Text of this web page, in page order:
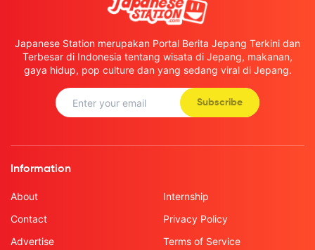
Japanese Station merupakan Portal Berita Jepang Terkini dan
Terbesar di Indonesia tentang wisata di Jepang, makanan,
gaya hidup, pop culture dan yang sedang viral di Jepang.
Subscribe
Information
About
Contact
Advertise
Internship
Privacy Policy
Terms of Service